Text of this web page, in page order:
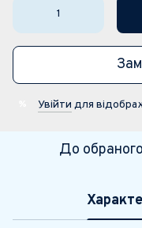
Увійти для
До обраного